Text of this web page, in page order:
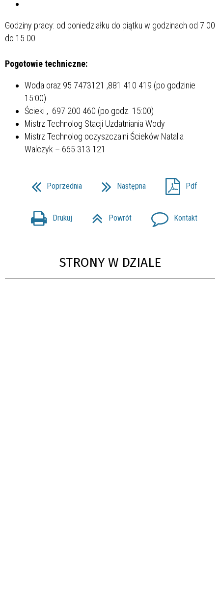
Godziny pracy: od poniedziałku do piątku w godzinach od 7.00
do 15.00
Pogotowie techniczne:
Woda oraz 95 7473121 ,881 410 419 (po godzinie
15:00)
Ścieki , 697 200 460 (po godz. 15:00)
Mistrz Technolog Stacji Uzdatniania Wody
Mistrz Technolog oczyszczalni Ścieków Natalia
Walczyk – 665 313 121
Poprzednia Następna Pdf
Drukuj Powrót Kontakt
STRONY W DZIALE